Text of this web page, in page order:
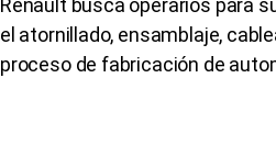
Renault busca operarios para
el atornillado, ensamblaje,
proceso de fabricación de